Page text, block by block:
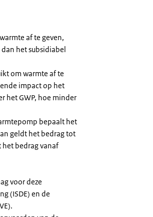
af te geven,
het subsidiabel
om warmte af te
impact op het
het GWP, hoe minder
bepaalt het
geldt het bedrag tot
bedrag vanaf
voor deze
(ISDE) en de